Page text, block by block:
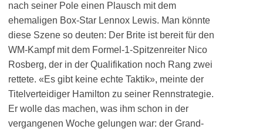
nach seiner Pole einen Plausch mit dem
ehemaligen Box-Star Lennox Lewis. Man könnte
diese Szene so deuten: Der Brite ist bereit für den
WM-Kampf mit dem Formel-1-Spitzenreiter Nico
Rosberg, der in der Qualifikation noch Rang zwei
rettete. «Es gibt keine echte Taktik», meinte der
Titelverteidiger Hamilton zu seiner Rennstrategie.
Er wolle das machen, was ihm schon in der
vergangenen Woche gelungen war: der Grand-